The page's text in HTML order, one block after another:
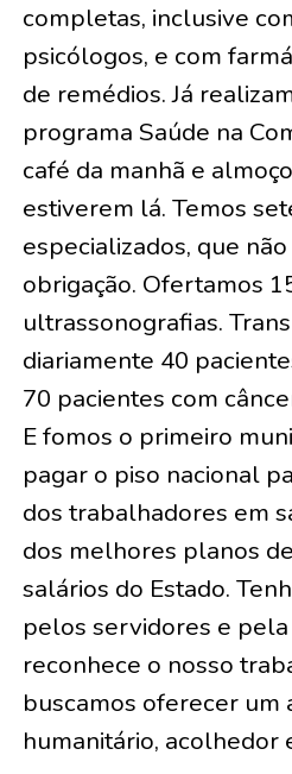
completas, inclusive
psicólogos, e com
de remédios. Já
programa Saúde na
café da manhã e
estiverem lá. Temos
especializados, que
obrigação. Ofertamos
ultrassonografias.
diariamente 40
70 pacientes com
E fomos o primeiro
pagar o piso nacional
dos trabalhadores em
dos melhores planos
salários do Estado.
pelos servidores e
reconhece o nosso
buscamos oferecer um
humanitário, acolhedor